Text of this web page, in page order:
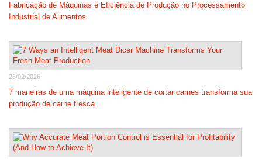
Fabricação de Máquinas e Eficiência de Produção no Processamento
Industrial de Alimentos
26/02/2026
7 maneiras de uma máquina inteligente de cortar carnes transforma sua
produção de carne fresca